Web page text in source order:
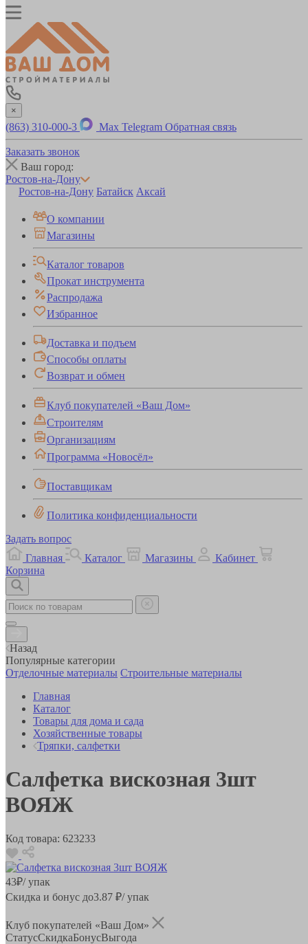
×
(863) 310-000-3 Max Telegram Обратная связь
Заказать звонок
Ваш город:
Ростов-на-Дону
Ростов-на-Дону Батайск Аксай
О компании
Магазины
Каталог товаров
Прокат инструмента
Распродажа
Избранное
Доставка и подъем
Способы оплаты
Возврат и обмен
Клуб покупателей «Ваш Дом»
Строителям
Организациям
Программа «Новосёл»
Поставщикам
Политика конфиденциальности
Задать вопрос
Главная
Каталог Магазины
Кабинет
Корзина
Назад
Популярные категории
Отделочные материалы Строительные материалы
Главная
Каталог
Товары для дома и сада
Хозяйственные товары
Тряпки, салфетки
Салфетка вискозная 3шт
ВОЯЖ
Код товара: 623233
43₽/ упак
Скидка и бонус до3.87 ₽/ упак
Клуб покупателей «Ваш Дом»
СтатусСкидкаБонусВыгода